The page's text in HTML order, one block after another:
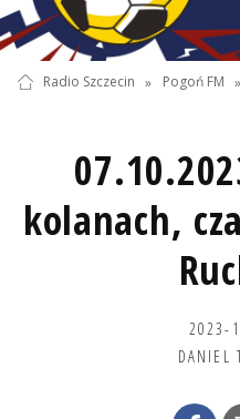
Radio Szczecin » Pogoń FM »
kolanach,
2023-
DANIEL